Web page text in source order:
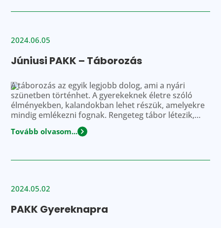
2024.06.05
Júniusi PAKK – Táborozás
A táborozás az egyik legjobb dolog, ami a nyári
szünetben történhet. A gyerekeknek életre szóló
élményekben, kalandokban lehet részük, amelyekre
mindig emlékezni fognak. Rengeteg tábor létezik,
nézzük meg, hogy miből lehet válogatni. Miért jó egy
nyári tábor? Kötődések – Minden gyerek fejlesztheti
Tovább olvasom...
2024.05.02
PAKK Gyereknapra